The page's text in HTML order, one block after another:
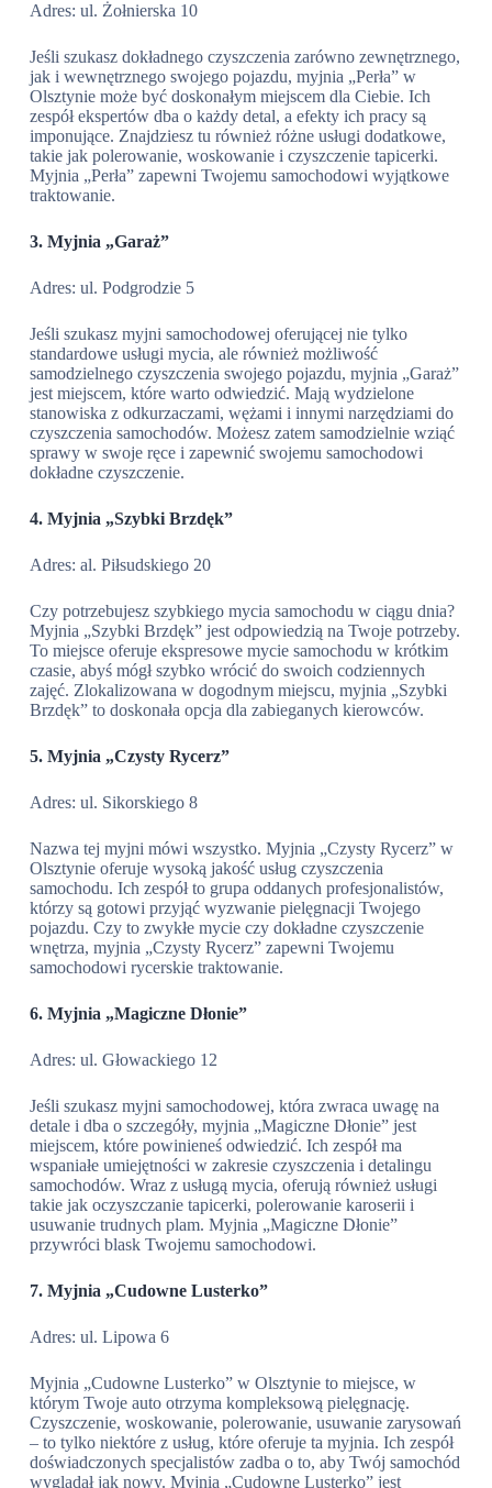
Adres: ul. Żołnierska 10
Jeśli szukasz dokładnego czyszczenia zarówno zewnętrznego,
jak i wewnętrznego swojego pojazdu, myjnia „Perła” w
Olsztynie może być doskonałym miejscem dla Ciebie. Ich
zespół ekspertów dba o każdy detal, a efekty ich pracy są
imponujące. Znajdziesz tu również różne usługi dodatkowe,
takie jak polerowanie, woskowanie i czyszczenie tapicerki.
Myjnia „Perła” zapewni Twojemu samochodowi wyjątkowe
traktowanie.
3. Myjnia „Garaż”
Adres: ul. Podgrodzie 5
Jeśli szukasz myjni samochodowej oferującej nie tylko
standardowe usługi mycia, ale również możliwość
samodzielnego czyszczenia swojego pojazdu, myjnia „Garaż”
jest miejscem, które warto odwiedzić. Mają wydzielone
stanowiska z odkurzaczami, wężami i innymi narzędziami do
czyszczenia samochodów. Możesz zatem samodzielnie wziąć
sprawy w swoje ręce i zapewnić swojemu samochodowi
dokładne czyszczenie.
4. Myjnia „Szybki Brzdęk”
Adres: al. Piłsudskiego 20
Czy potrzebujesz szybkiego mycia samochodu w ciągu dnia?
Myjnia „Szybki Brzdęk” jest odpowiedzią na Twoje potrzeby.
To miejsce oferuje ekspresowe mycie samochodu w krótkim
czasie, abyś mógł szybko wrócić do swoich codziennych
zajęć. Zlokalizowana w dogodnym miejscu, myjnia „Szybki
Brzdęk” to doskonała opcja dla zabieganych kierowców.
5. Myjnia „Czysty Rycerz”
Adres: ul. Sikorskiego 8
Nazwa tej myjni mówi wszystko. Myjnia „Czysty Rycerz” w
Olsztynie oferuje wysoką jakość usług czyszczenia
samochodu. Ich zespół to grupa oddanych profesjonalistów,
którzy są gotowi przyjąć wyzwanie pielęgnacji Twojego
pojazdu. Czy to zwykłe mycie czy dokładne czyszczenie
wnętrza, myjnia „Czysty Rycerz” zapewni Twojemu
samochodowi rycerskie traktowanie.
6. Myjnia „Magiczne Dłonie”
Adres: ul. Głowackiego 12
Jeśli szukasz myjni samochodowej, która zwraca uwagę na
detale i dba o szczegóły, myjnia „Magiczne Dłonie” jest
miejscem, które powinieneś odwiedzić. Ich zespół ma
wspaniałe umiejętności w zakresie czyszczenia i detalingu
samochodów. Wraz z usługą mycia, oferują również usługi
takie jak oczyszczanie tapicerki, polerowanie karoserii i
usuwanie trudnych plam. Myjnia „Magiczne Dłonie”
przywróci blask Twojemu samochodowi.
7. Myjnia „Cudowne Lusterko”
Adres: ul. Lipowa 6
Myjnia „Cudowne Lusterko” w Olsztynie to miejsce, w
którym Twoje auto otrzyma kompleksową pielęgnację.
Czyszczenie, woskowanie, polerowanie, usuwanie zarysowań
– to tylko niektóre z usług, które oferuje ta myjnia. Ich zespół
doświadczonych specjalistów zadba o to, aby Twój samochód
wyglądał jak nowy. Myjnia „Cudowne Lusterko” jest